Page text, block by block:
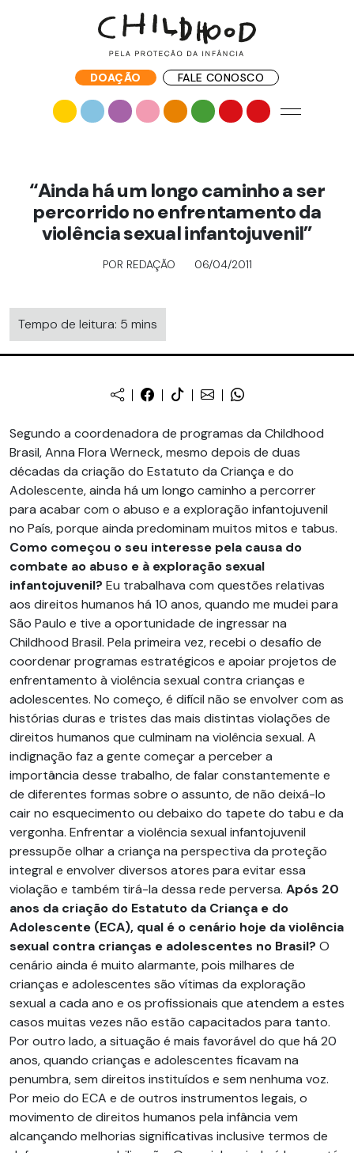
DOAÇÃO FALE CONOSCO
“Ainda há um longo caminho a ser
percorrido no enfrentamento da
violência sexual infantojuvenil”
POR REDAÇÃO 06/04/2011
Tempo de leitura: 5 mins
Segundo a coordenadora de programas da Childhood
Brasil, Anna Flora Werneck, mesmo depois de duas
décadas da criação do Estatuto da Criança e do
Adolescente, ainda há um longo caminho a percorrer
para acabar com o abuso e a exploração infantojuvenil
no País, porque ainda predominam muitos mitos e tabus.
Como começou o seu interesse pela causa do
combate ao abuso e à exploração sexual
infantojuvenil? Eu trabalhava com questões relativas
aos direitos humanos há 10 anos, quando me mudei para
São Paulo e tive a oportunidade de ingressar na
Childhood Brasil. Pela primeira vez, recebi o desafio de
coordenar programas estratégicos e apoiar projetos de
enfrentamento à violência sexual contra crianças e
adolescentes. No começo, é difícil não se envolver com as
histórias duras e tristes das mais distintas violações de
direitos humanos que culminam na violência sexual. A
indignação faz a gente começar a perceber a
importância desse trabalho, de falar constantemente e
de diferentes formas sobre o assunto, de não deixá-lo
cair no esquecimento ou debaixo do tapete do tabu e da
vergonha. Enfrentar a violência sexual infantojuvenil
pressupõe olhar a criança na perspectiva da proteção
integral e envolver diversos atores para evitar essa
violação e também tirá-la dessa rede perversa. Após 20
anos da criação do Estatuto da Criança e do
Adolescente (ECA), qual é o cenário hoje da violência
sexual contra crianças e adolescentes no Brasil? O
cenário ainda é muito alarmante, pois milhares de
crianças e adolescentes são vítimas da exploração
sexual a cada ano e os profissionais que atendem a estes
casos muitas vezes não estão capacitados para tanto.
Por outro lado, a situação é mais favorável do que há 20
anos, quando crianças e adolescentes ficavam na
penumbra, sem direitos instituídos e sem nenhuma voz.
Por meio do ECA e de outros instrumentos legais, o
movimento de direitos humanos pela infância vem
alcançando melhorias significativas inclusive termos de